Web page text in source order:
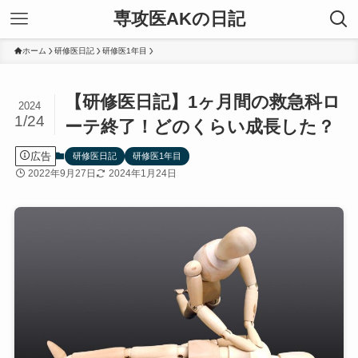
専攻医AKの日記
ホーム 研修医日記 研修医1年目
【研修医日記】1ヶ月間の救急科ロ
ーテ終了！どのくらい成長した？
2024
1/24
広告 研修医日記 研修医1年目
2022年9月27日 2024年1月24日